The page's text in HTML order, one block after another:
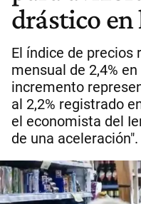
drástico
El índice de precios
mensual de 2,4%
incremento
al 2,2% registrado
el economista del
de una aceleración".